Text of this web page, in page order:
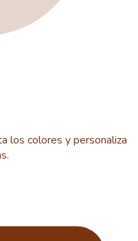
los colores y personaliza